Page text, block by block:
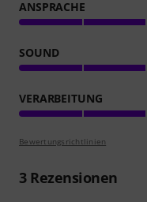
ANSPRACHE
SOUND
VERARBEITUNG
Bewertungsrichtlinien
3Rezensionen